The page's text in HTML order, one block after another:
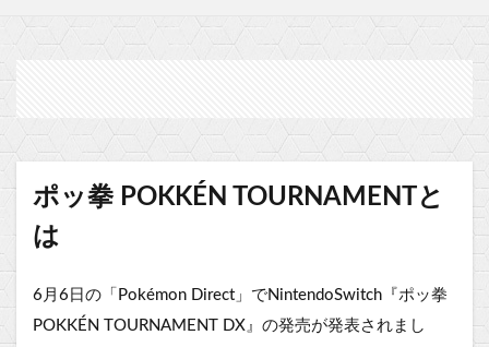
ポッ拳 POKKÉN TOURNAMENTと
は
6月6日の「Pokémon Direct」でNintendoSwitch『ポッ拳
POKKÉN TOURNAMENT DX』の発売が発表されまし